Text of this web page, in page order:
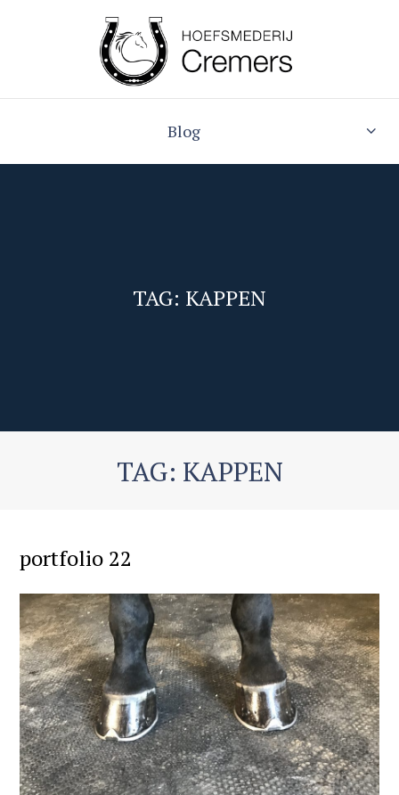
Blog
TAG: KAPPEN
TAG: KAPPEN
portfolio 22